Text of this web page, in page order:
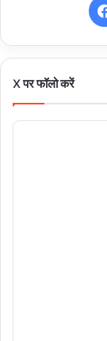
X पर फॉलो करें